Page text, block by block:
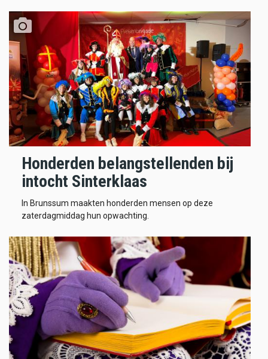
Honderden belangstellenden bij
intocht Sinterklaas
In Brunssum maakten honderden mensen op deze
zaterdagmiddag hun opwachting.